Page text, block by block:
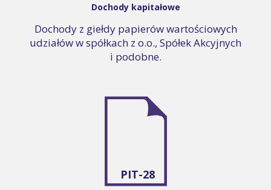
Dochody kapitałowe
Dochody z giełdy papierów wartościowych
udziałów w spółkach z o.o., Spółek Akcyjnych
i podobne.
PIT-28